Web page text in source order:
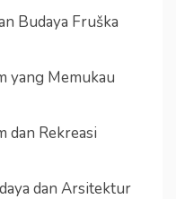
Budaya Fruška
yang Memukau
dan Rekreasi
dan Arsitektur